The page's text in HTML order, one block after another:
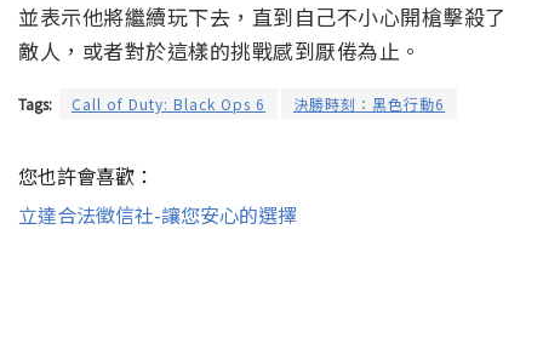
並表示他將繼續玩下去，直到自己不小心開槍擊殺了
敵人，或者對於這樣的挑戰感到厭倦為止。
Tags: Call of Duty: Black Ops 6 決勝時刻：黑色行動6
您也許會喜歡：
立達合法徵信社-讓您安心的選擇